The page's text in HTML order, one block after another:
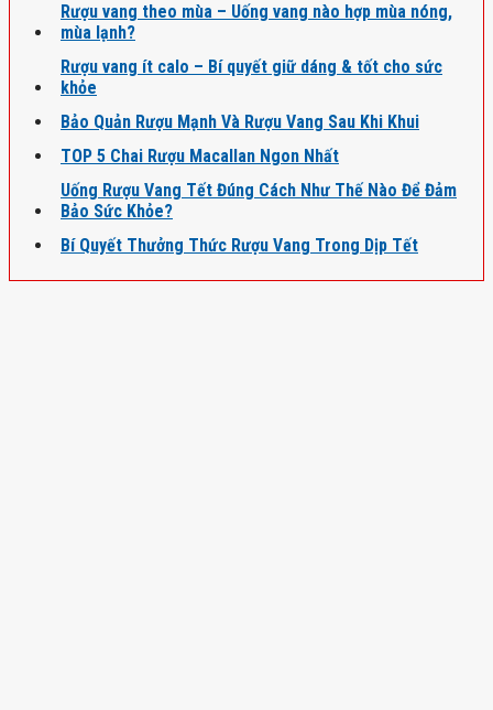
Rượu vang theo mùa – Uống vang nào hợp mùa nóng,
mùa lạnh?
Rượu vang ít calo – Bí quyết giữ dáng & tốt cho sức
khỏe
Bảo Quản Rượu Mạnh Và Rượu Vang Sau Khi Khui
TOP 5 Chai Rượu Macallan Ngon Nhất
Uống Rượu Vang Tết Đúng Cách Như Thế Nào Để Đảm
Bảo Sức Khỏe?
Bí Quyết Thưởng Thức Rượu Vang Trong Dịp Tết